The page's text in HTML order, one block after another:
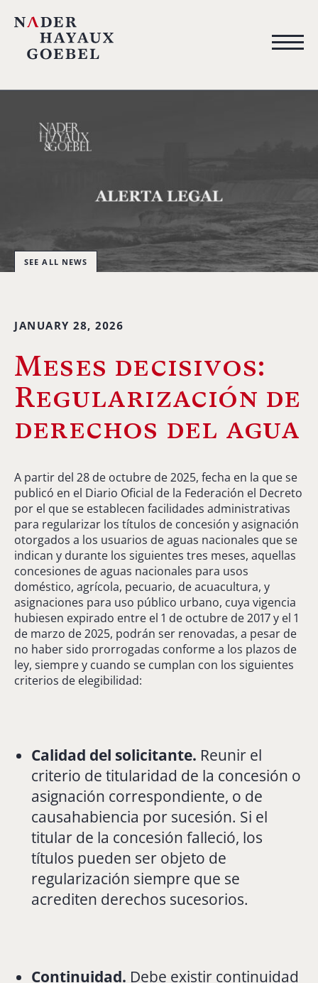
SEE ALL NEWS
JANUARY 28, 2026
Meses decisivos:
Regularización de
derechos del agua
A partir del 28 de octubre de 2025, fecha en la que se
publicó en el Diario Oficial de la Federación el Decreto
por el que se establecen facilidades administrativas
para regularizar los títulos de concesión y asignación
otorgados a los usuarios de aguas nacionales que se
indican y durante los siguientes tres meses, aquellas
concesiones de aguas nacionales para usos
doméstico, agrícola, pecuario, de acuacultura, y
asignaciones para uso público urbano, cuya vigencia
hubiesen expirado entre el 1 de octubre de 2017 y el 1
de marzo de 2025, podrán ser renovadas, a pesar de
no haber sido prorrogadas conforme a los plazos de
ley, siempre y cuando se cumplan con los siguientes
criterios de elegibilidad:
Calidad del solicitante. Reunir el
criterio de titularidad de la concesión o
asignación correspondiente, o de
causahabiencia por sucesión. Si el
titular de la concesión falleció, los
títulos pueden ser objeto de
regularización siempre que se
acrediten derechos sucesorios.
Continuidad. Debe existir continuidad